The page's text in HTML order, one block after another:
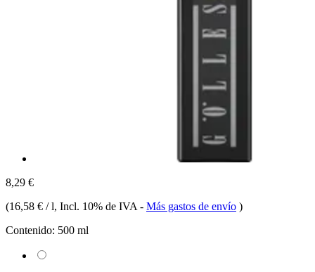
8,29 €
(16,58 € / l, Incl. 10% de IVA - Más gastos de envío )
Contenido: 500 ml